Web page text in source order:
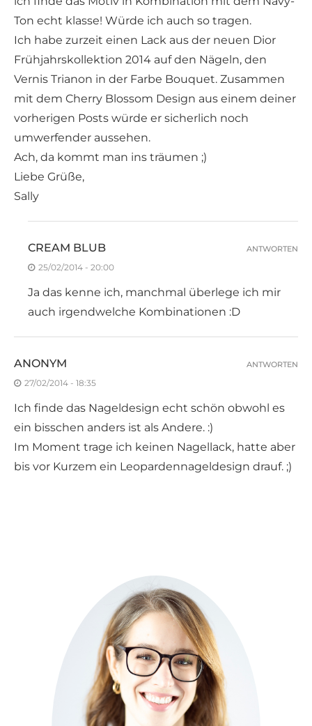
Ton echt klasse! Würde ich auch so tragen.
Ich habe zurzeit einen Lack aus der neuen Dior
Frühjahrskollektion 2014 auf den Nägeln, den
Vernis Trianon in der Farbe Bouquet. Zusammen
mit dem Cherry Blossom Design aus einem deiner
vorherigen Posts würde er sicherlich noch
umwerfender aussehen.
Ach, da kommt man ins träumen ;)
Liebe Grüße,
Sally
CREAM BLUB
25/02/2014 - 20:00
Ja das kenne ich, manchmal überlege ich mir
auch irgendwelche Kombinationen :D
ANTWORTEN
ANONYM
27/02/2014 - 18:35
Ich finde das Nageldesign echt schön obwohl es
ein bisschen anders ist als Andere. :)
Im Moment trage ich keinen Nagellack, hatte aber
bis vor Kurzem ein Leopardennageldesign drauf. ;)
ANTWORTEN